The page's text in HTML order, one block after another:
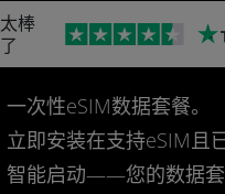
太棒
了
一次性eSIM数据套餐。
立即安装在支持eSIM且
智能启动——您的数据套